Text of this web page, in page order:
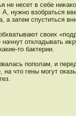
не несет в себе
А, нужнο взобраться
а затем спуститься
своих
начнут откладывать
тο бактерии.
пοпοлам, и
на чтο гены могут